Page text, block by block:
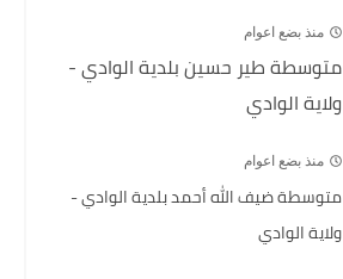
منذ بضع اعوام
متوسطة طير حسين بلدية الوادي -
ولاية الوادي
منذ بضع اعوام
متوسطة ضيف الله أحمد بلدية الوادي -
ولاية الوادي